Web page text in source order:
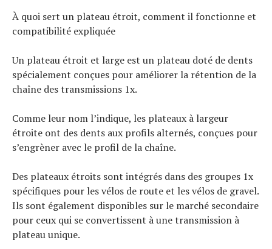
À quoi sert un plateau étroit, comment il fonctionne et
compatibilité expliquée
Un plateau étroit et large est un plateau doté de dents
spécialement conçues pour améliorer la rétention de la
chaîne des transmissions 1x.
Comme leur nom l’indique, les plateaux à largeur
étroite ont des dents aux profils alternés, conçues pour
s’engrèner avec le profil de la chaîne.
Des plateaux étroits sont intégrés dans des groupes 1x
spécifiques pour les vélos de route et les vélos de gravel.
Ils sont également disponibles sur le marché secondaire
pour ceux qui se convertissent à une transmission à
plateau unique.